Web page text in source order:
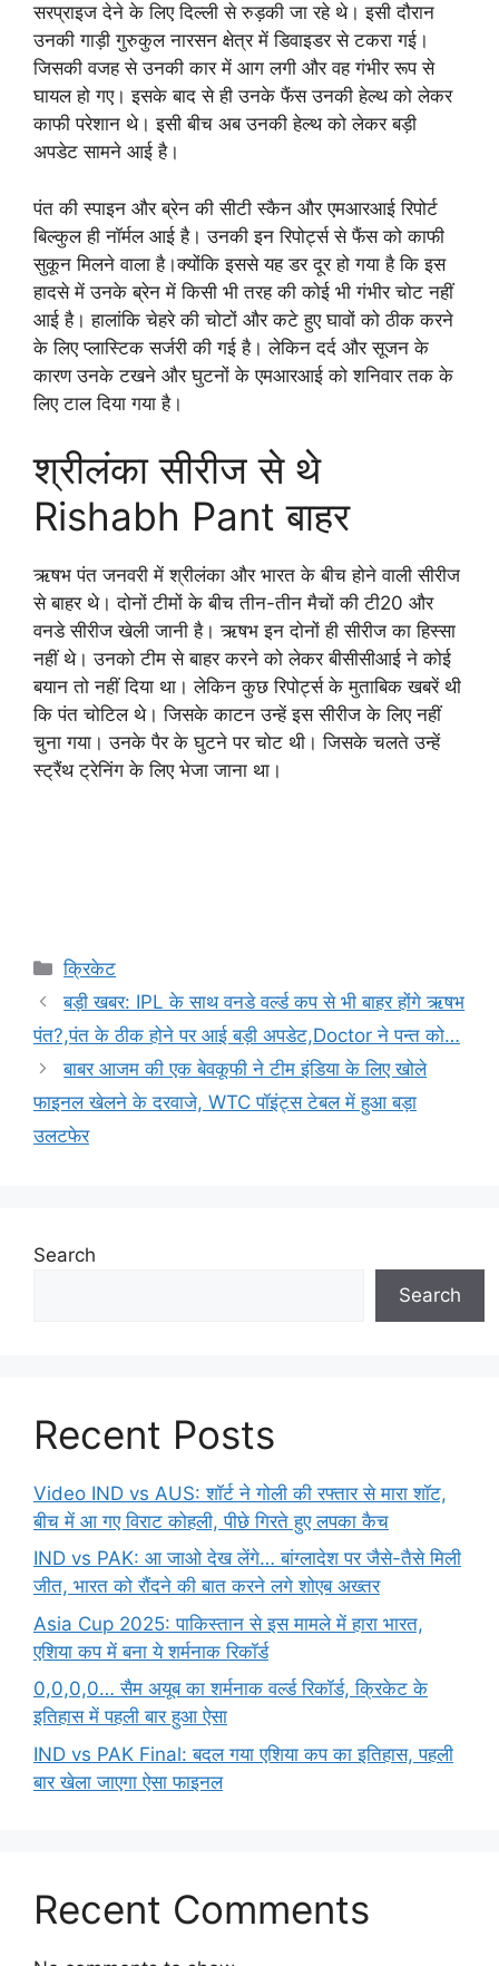
सरप्राइज देने के लिए दिल्ली से रुड़की जा रहे थे। इसी दौरान
उनकी गाड़ी गुरुकुल नारसन क्षेत्र में डिवाइडर से टकरा गई।
जिसकी वजह से उनकी कार में आग लगी और वह गंभीर रूप से
घायल हो गए। इसके बाद से ही उनके फैंस उनकी हेल्थ को लेकर
काफी परेशान थे। इसी बीच अब उनकी हेल्थ को लेकर बड़ी
अपडेट सामने आई है।
पंत की स्पाइन और ब्रेन की सीटी स्कैन और एमआरआई रिपोर्ट
बिल्कुल ही नॉर्मल आई है। उनकी इन रिपोर्ट्स से फैंस को काफी
सुकून मिलने वाला है।क्योंकि इससे यह डर दूर हो गया है कि इस
हादसे में उनके ब्रेन में किसी भी तरह की कोई भी गंभीर चोट नहीं
आई है। हालांकि चेहरे की चोटों और कटे हुए घावों को ठीक करने
के लिए प्लास्टिक सर्जरी की गई है। लेकिन दर्द और सूजन के
कारण उनके टखने और घुटनों के एमआरआई को शनिवार तक के
लिए टाल दिया गया है।
श्रीलंका सीरीज से थे
Rishabh Pant बाहर
ऋषभ पंत जनवरी में श्रीलंका और भारत के बीच होने वाली सीरीज
से बाहर थे। दोनों टीमों के बीच तीन-तीन मैचों की टी20 और
वनडे सीरीज खेली जानी है। ऋषभ इन दोनों ही सीरीज का हिस्सा
नहीं थे। उनको टीम से बाहर करने को लेकर बीसीसीआई ने कोई
बयान तो नहीं दिया था। लेकिन कुछ रिपोर्ट्स के मुताबिक खबरें थी
कि पंत चोटिल थे। जिसके काटन उन्हें इस सीरीज के लिए नहीं
चुना गया। उनके पैर के घुटने पर चोट थी। जिसके चलते उन्हें
स्ट्रैंथ ट्रेनिंग के लिए भेजा जाना था।
Categories
क्रिकेट
बड़ी खबर: IPL के साथ वनडे वर्ल्ड कप से भी बाहर होंगे ऋषभ
पंत?,पंत के ठीक होने पर आई बड़ी अपडेट,Doctor ने पन्त को…
बाबर आजम की एक बेवकूफी ने टीम इंडिया के लिए खोले
फाइनल खेलने के दरवाजे, WTC पॉइंट्स टेबल में हुआ बड़ा
उलटफेर
Search
Search
Recent Posts
Video IND vs AUS: शॉर्ट ने गोली की रफ्तार से मारा शॉट,
बीच में आ गए विराट कोहली, पीछे गिरते हुए लपका कैच
IND vs PAK: आ जाओ देख लेंगे… बांग्लादेश पर जैसे-तैसे मिली
जीत, भारत को रौंदने की बात करने लगे शोएब अख्तर
Asia Cup 2025: पाकिस्तान से इस मामले में हारा भारत,
एशिया कप में बना ये शर्मनाक रिकॉर्ड
0,0,0,0… सैम अयूब का शर्मनाक वर्ल्ड रिकॉर्ड, क्रिकेट के
इतिहास में पहली बार हुआ ऐसा
IND vs PAK Final: बदल गया एशिया कप का इतिहास, पहली
बार खेला जाएगा ऐसा फाइनल
Recent Comments